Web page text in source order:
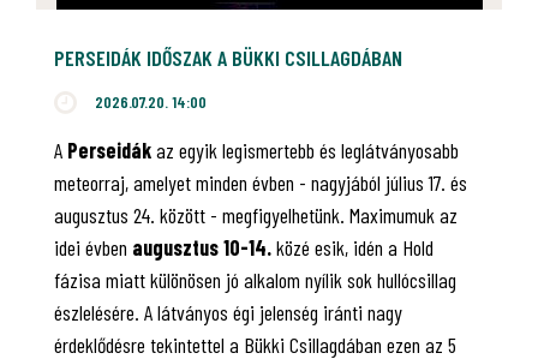
PERSEIDÁK IDŐSZAK A BÜKKI CSILLAGDÁBAN
2026.07.20. 14:00
A Perseidákaz egyik legismertebb és leglátványosabb
meteorraj, amelyet minden évben - nagyjából július 17. és
augusztus 24. között - megfigyelhetünk. Maximumuk az
idei évben augusztus 10-14.közé esik, idén a Hold
fázisa miatt különösen jó alkalom nyílik sok hullócsillag
észlelésére. A látványos égi jelenség iránti nagy
érdeklődésre tekintettel a Bükki Csillagdában ezen az 5